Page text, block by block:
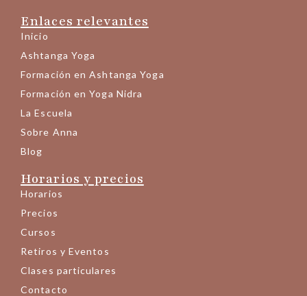
Enlaces relevantes
Inicio
Ashtanga Yoga
Formación en Ashtanga Yoga
Formación en Yoga Nidra
La Escuela
Sobre Anna
Blog
Horarios y precios
Horarios
Precios
Cursos
Retiros y Eventos
Clases particulares
Contacto